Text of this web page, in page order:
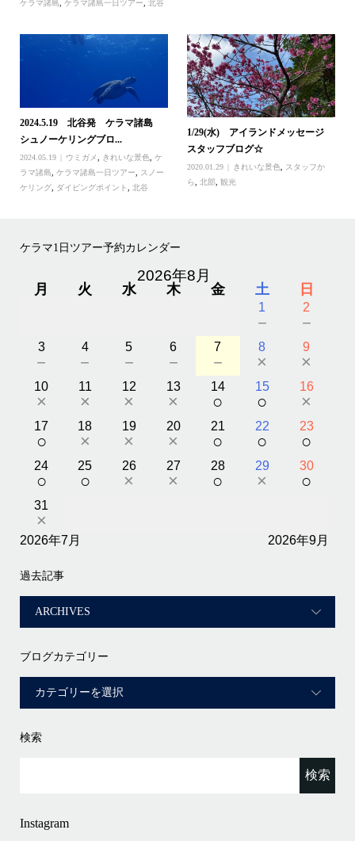
ケラマ諸島 ケラマ諸島一日ツアー 北谷
2024.5.19 北谷発 ケラマ諸島
シュノーケリングブロ...
2024.05.19 ウミガメ, きれいな景色, ケ
ラマ諸島, ケラマ諸島一日ツアー, スノー
ケリング, ダイビングポイント, 北谷
1/29(水) アイランドメッセージ
スタッフブログ☆
2020.01.29 きれいな景色
スタッフか
ら
,北部 ,観光
ケラマ1日ツアー予約カレンダー
2026年8月
月 火 水 木 金 土 日
1
－
2
－
3
－
4
－
5
－
6
－
7
－
8
×
9
×
10
×
11
×
12
×
13
×
14
○
15
○
16
×
17
○
18
×
19
×
20
×
21
○
22
○
23
○
24
○
25
○
26
×
27
×
28
○
29
×
30
○
31
×
2026年7月 2026年9月
過去記事
ブログカテゴリー
検索
Instagram